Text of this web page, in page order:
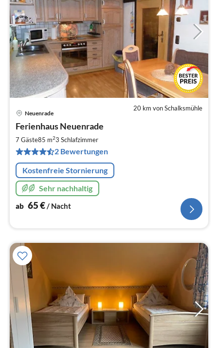
20 km von Schalksmühle
Neuenrade
Ferienhaus Neuenrade
7 Gäste85 m23 Schlafzimmer
2 Bewertungen
Kostenfreie Stornierung
Sehr nachhaltig
ab 65€/ Nacht